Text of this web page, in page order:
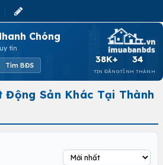
Chóng
tín
Tìm BĐS
38K+
TIN ĐĂNG
34
TỈNH THÀNH
Động Sản Khác Tại Thành